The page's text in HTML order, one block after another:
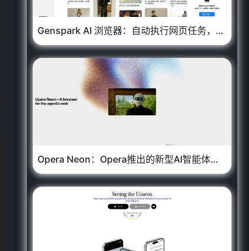
Genspark AI 浏览器：自动执行网页任务，集成700+工作流自动化
Opera Neon：Opera推出的新型AI智能体浏览器